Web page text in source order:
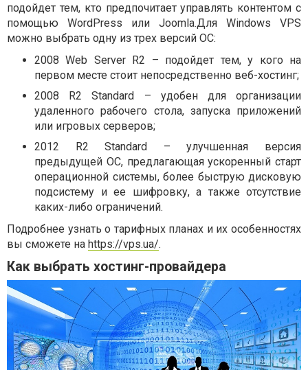
подойдет тем, кто предпочитает управлять контентом с
помощью WordPress или Joomla.Для Windows VPS
можно выбрать одну из трех версий ОС:
2008 Web Server R2 – подойдет тем, у кого на
первом месте стоит непосредственно веб-хостинг;
2008 R2 Standard – удобен для организации
удаленного рабочего стола, запуска приложений
или игровых серверов;
2012 R2 Standard – улучшенная версия
предыдущей ОС, предлагающая ускоренный старт
операционной системы, более быструю дисковую
подсистему и ее шифровку, а также отсутствие
каких-либо ограничений.
Подробнее узнать о тарифных планах и их особенностях
вы сможете на https://vps.ua/.
Как выбрать хостинг-провайдера